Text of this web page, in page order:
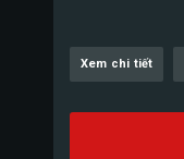
Xem chi tiết